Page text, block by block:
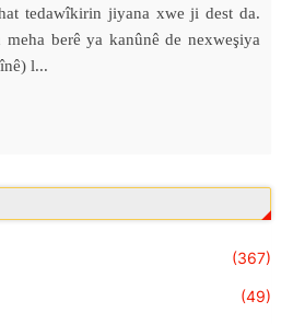
tedawîkirin jiyana xwe ji dest da.
berê ya kanûnê de nexweşiya
l...
(367)
(49)